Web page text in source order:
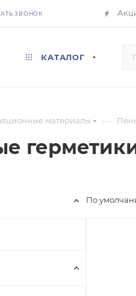
ЗВОНОК
КАТАЛОГ
материалы —
По